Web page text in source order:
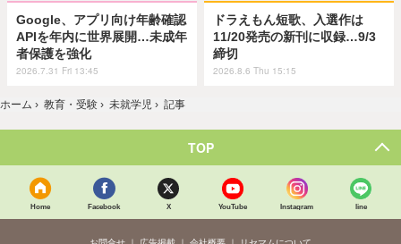
Google、アプリ向け年齢確認
APIを年内に世界展開…未成年
者保護を強化
2026.7.31 Fri 13:45
ドラえもん短歌、入選作は
11/20発売の新刊に収録…9/3
締切
2026.8.6 Thu 15:15
ホーム › 教育・受験 › 未就学児 › 記事
TOP
Home Facebook X YouTube Instagram line